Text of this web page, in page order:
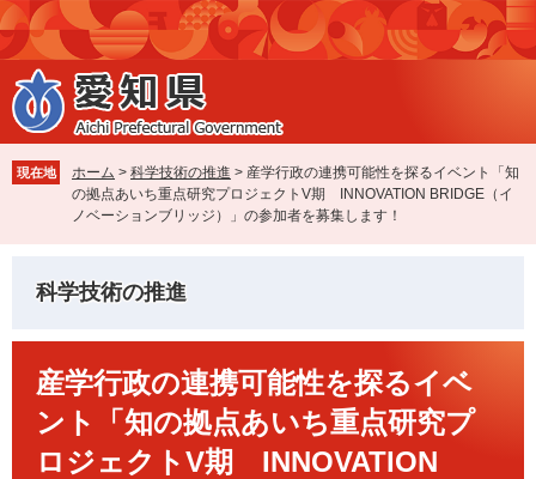
ペ
ー
ジ
の
先
で
す
メ
ニ
ュ
ー
を
ば
し
現在地 ホーム > 科学技術の推進 > 産学行政の連携可能性を探るイベント「知
の拠点あいち重点研究プロジェクトV期 INNOVATION BRIDGE（イ
ノベーションブリッジ）」の参加者を募集します！
科学技術の推進
産学行政の連携可能性を探るイベ
ント「知の拠点あいち重点研究プ
ロジェクトV期 INNOVATION